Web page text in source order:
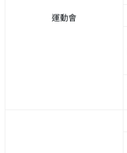
運動會